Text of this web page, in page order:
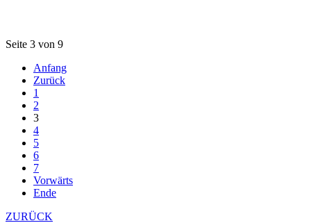
Seite 3 von 9
Anfang
Zurück
1
2
3
4
5
6
7
Vorwärts
Ende
ZURÜCK